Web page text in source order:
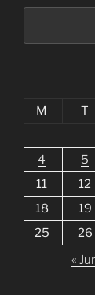
M
T
4
5
11
12
18
19
25
26
«